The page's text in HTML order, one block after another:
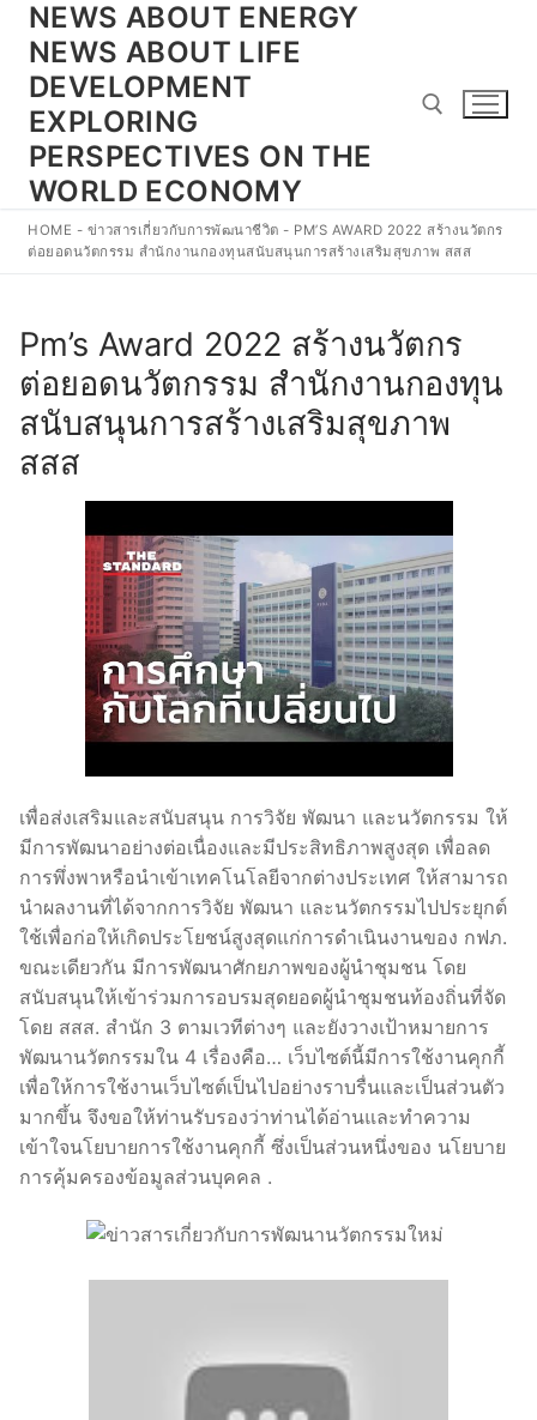
Skip
content
NEWS ABOUT ENERGY
NEWS ABOUT LIFE
DEVELOPMENT
EXPLORING
PERSPECTIVES ON THE
WORLD ECONOMY
Search for:
HOME - ข่าวสารเกี่ยวกับการพัฒนาชีวิต - PM’S AWARD 2022 สร้างนวัตกร
ต่อยอดนวัตกรรม สำนักงานกองทุนสนับสนุนการสร้างเสริมสุขภาพ สสส
Pm’s Award 2022 สร้างนวัตกร
ต่อยอดนวัตกรรม สำนักงานกองทุน
สนับสนุนการสร้างเสริมสุขภาพ
สสส
เพื่อส่งเสริมและสนับสนุน การวิจัย พัฒนา และนวัตกรรม ให้
มีการพัฒนาอย่างต่อเนื่องและมีประสิทธิภาพสูงสุด เพื่อลด
การพึ่งพาหรือนำเข้าเทคโนโลยีจากต่างประเทศ ให้สามารถ
นำผลงานที่ได้จากการวิจัย พัฒนา และนวัตกรรมไปประยุกต์
ใช้เพื่อก่อให้เกิดประโยชน์สูงสุดแก่การดำเนินงานของ กฟภ.
ขณะเดียวกัน มีการพัฒนาศักยภาพของผู้นำชุมชน โดย
สนับสนุนให้เข้าร่วมการอบรมสุดยอดผู้นำชุมชนท้องถิ่นที่จัด
โดย สสส. สำนัก 3 ตามเวทีต่างๆ และยังวางเป้าหมายการ
พัฒนานวัตกรรมใน 4 เรื่องคือ… เว็บไซต์นี้มีการใช้งานคุกกี้
เพื่อให้การใช้งานเว็บไซต์เป็นไปอย่างราบรื่นและเป็นส่วนตัว
มากขึ้น จึงขอให้ท่านรับรองว่าท่านได้อ่านและทำความ
เข้าใจนโยบายการใช้งานคุกกี้ ซึ่งเป็นส่วนหนึ่งของ นโยบาย
การคุ้มครองข้อมูลส่วนบุคคล .